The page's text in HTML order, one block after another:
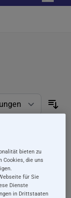
bieten zu
Cookies, die uns
für Sie
Dienste
in Drittstaaten